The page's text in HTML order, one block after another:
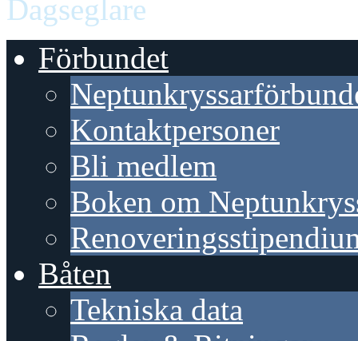
Dagseglare
Förbundet
Kontaktpersoner
Bli medlem
Boken om
Båten
Tekniska data